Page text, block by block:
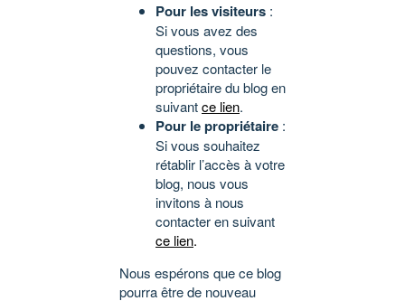
Pour les visiteurs :
Si vous avez des
questions, vous
pouvez contacter le
propriétaire du blog en
suivantce lien.
Pour le propriétaire :
Si vous souhaitez
rétablir l’accès à votre
blog, nous vous
invitons à nous
contacter en suivant
ce lien.
Nous espérons que ce blog
pourra être de nouveau